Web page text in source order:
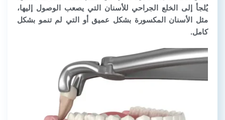
يُلجأ إلى الخلع الجراحي للأسنان التي يصعب الوصول إليها،
مثل الأسنان المكسورة بشكل عميق أو التي لم تنمو بشكل
كامل.